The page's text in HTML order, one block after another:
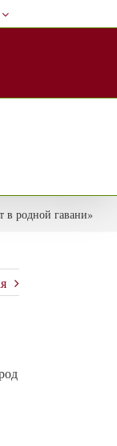
родной гавани»